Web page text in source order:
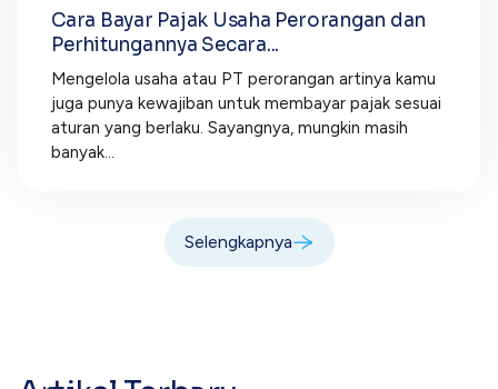
Cara Bayar Pajak Usaha Perorangan dan
Perhitungannya Secara...
Mengelola usaha atau PT perorangan artinya kamu
juga punya kewajiban untuk membayar pajak sesuai
aturan yang berlaku. Sayangnya, mungkin masih
banyak...
Selengkapnya